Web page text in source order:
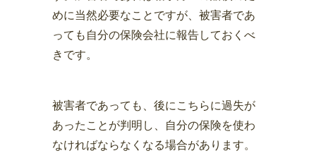
めに当然必要なことですが、被害者であ
っても自分の保険会社に報告しておくべ
きです。
被害者であっても、後にこちらに過失が
あったことが判明し、自分の保険を使わ
なければならなくなる場合があります。